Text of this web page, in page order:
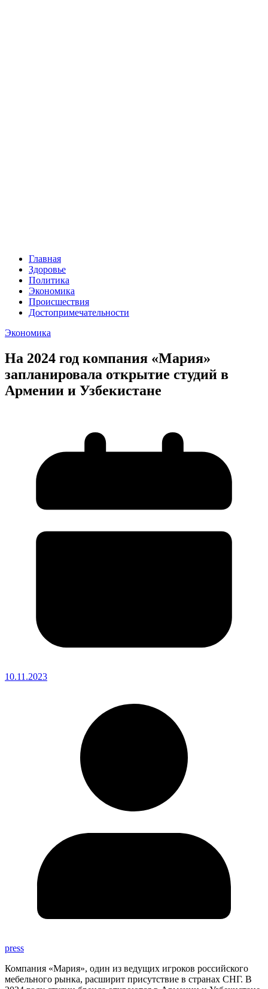
Главная
Здоровье
Политика
Экономика
Происшествия
Достопримечательности
Экономика
На 2024 год компания «Мария»
запланировала открытие студий в
Армении и Узбекистане
10.11.2023
press
Компания «Мария», один из ведущих игроков российского
мебельного рынка, расширит присутствие в странах СНГ. В